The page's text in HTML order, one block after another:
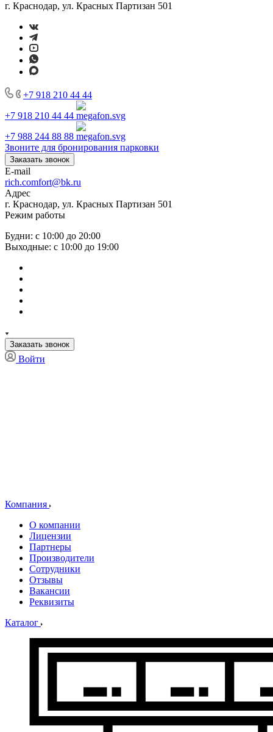
г. Краснодар, ул. Красных Партизан 501
+7 918 210 44 44
+7 918 210 44 44
+7 988 244 88 88
Звоните для бронирования парковки
Заказать звонок
E-mail
rich.comfort@bk.ru
Адрес
г. Краснодар, ул. Красных Партизан 501
Режим работы
Будни: с 10:00 до 20:00
Выходные: с 10:00 до 19:00
Заказать звонок
Войти
Компания
О компании
Лицензии
Партнеры
Производители
Сотрудники
Отзывы
Вакансии
Реквизиты
Каталог